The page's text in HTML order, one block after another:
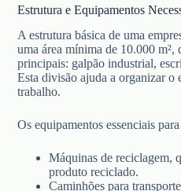
Estrutura e Equipamentos
A estrutura básica de uma
uma área mínima de 10.000 m²,
principais: galpão industrial,
Esta divisão ajuda a organizar
trabalho.
Os equipamentos essenciais
Máquinas de reciclagem,
produto reciclado.
Caminhões para